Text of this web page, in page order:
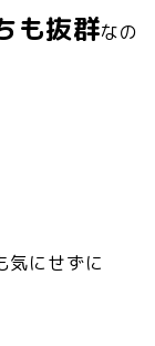
も抜群なの
気にせずに